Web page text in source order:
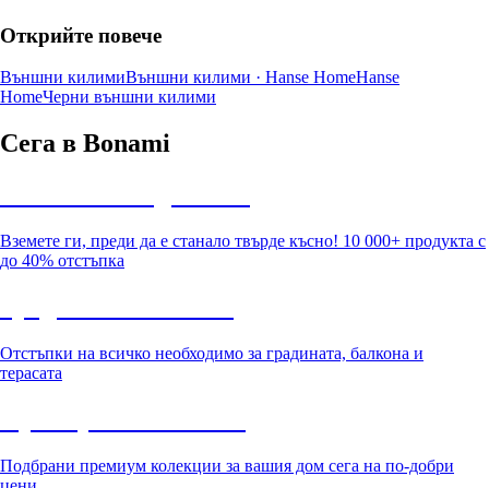
Открийте повече
Външни килимиВъншни килими · Hanse HomeHanse
HomeЧерни външни килими
Сега в Bonami
Вземете ги, преди да е станало твърде късно! 10 000+ продукта с
до 40% отстъпка
Отстъпки на всичко необходимо за градината, балкона и
терасата
Подбрани премиум колекции за вашия дом сега на по-добри